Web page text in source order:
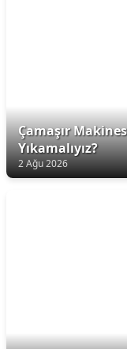
Çamaşır
Yıkamalıyız?
2 Ağu 2026